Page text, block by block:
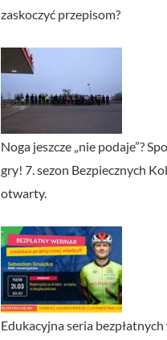
zaskoczyć przepisom?
Noga jeszcze „nie podaje”?
gry! 7. sezon Bezpiecznych
otwarty.
Edukacyjna seria